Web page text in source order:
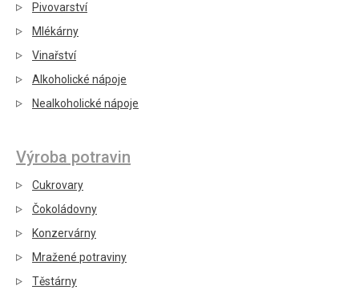
Pivovarství
Mlékárny
Vinařství
Alkoholické nápoje
Nealkoholické nápoje
Výroba potravin
Cukrovary
Čokoládovny
Konzervárny
Mražené potraviny
Těstárny